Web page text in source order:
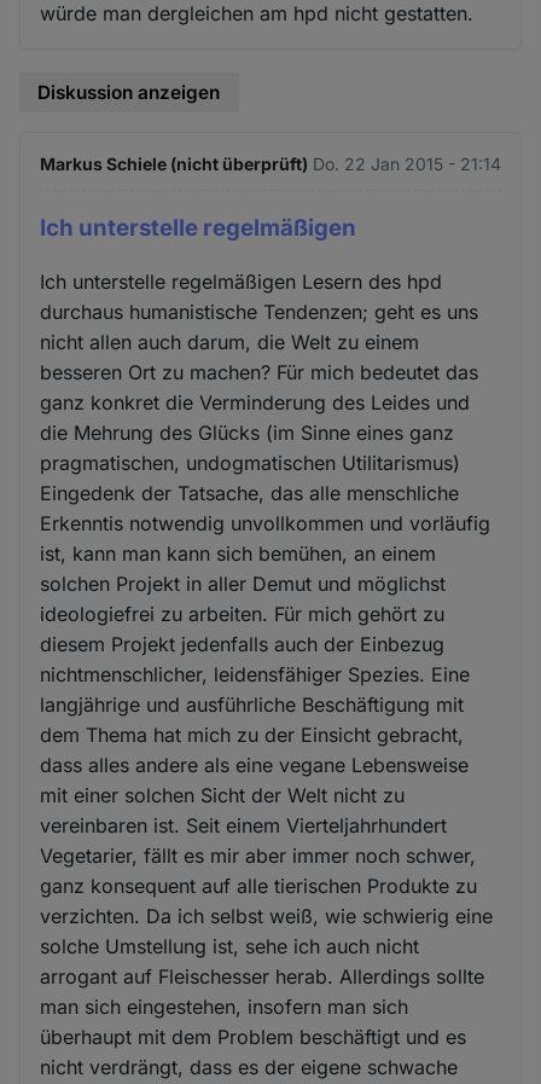
würde man dergleichen am hpd nicht gestatten.
Diskussion anzeigen
Markus Schiele (nicht überprüft) Do. 22 Jan 2015 - 21:14
Ich unterstelle regelmäßigen
Ich unterstelle regelmäßigen Lesern des hpd
durchaus humanistische Tendenzen; geht es uns
nicht allen auch darum, die Welt zu einem
besseren Ort zu machen? Für mich bedeutet das
ganz konkret die Verminderung des Leides und
die Mehrung des Glücks (im Sinne eines ganz
pragmatischen, undogmatischen Utilitarismus)
Eingedenk der Tatsache, das alle menschliche
Erkenntis notwendig unvollkommen und vorläufig
ist, kann man kann sich bemühen, an einem
solchen Projekt in aller Demut und möglichst
ideologiefrei zu arbeiten. Für mich gehört zu
diesem Projekt jedenfalls auch der Einbezug
nichtmenschlicher, leidensfähiger Spezies. Eine
langjährige und ausführliche Beschäftigung mit
dem Thema hat mich zu der Einsicht gebracht,
dass alles andere als eine vegane Lebensweise
mit einer solchen Sicht der Welt nicht zu
vereinbaren ist. Seit einem Vierteljahrhundert
Vegetarier, fällt es mir aber immer noch schwer,
ganz konsequent auf alle tierischen Produkte zu
verzichten. Da ich selbst weiß, wie schwierig eine
solche Umstellung ist, sehe ich auch nicht
arrogant auf Fleischesser herab. Allerdings sollte
man sich eingestehen, insofern man sich
überhaupt mit dem Problem beschäftigt und es
nicht verdrängt, dass es der eigene schwache